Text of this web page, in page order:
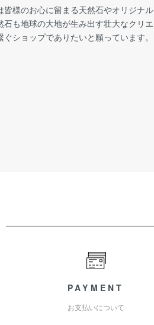
様のお心に留まる天然石やオリジナル
も地球の大地が生み出す壮大なクリエ
ショップでありたいと願っています。
PAYMENT
お支払いについて